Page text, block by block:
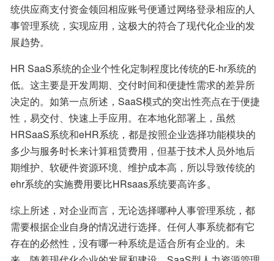
统供应商支付资金领回相应账号便通过网络登录相应的人
事管理系统，实现应用，这极大的符合了现代化企业的发
展趋势。
HR SaaS系统的企业个性化定制程度比传统的E-hr系统的
低。这主要是开发周期、交付时间和便捷性需求的差异所
决定的。如第一点所述，SaaS模式的突出性亮点在于便捷
性，易交付、快速上手应用。在本地化部署上，虽然
HRSaaS系统和eHR系统，都是按照企业选择功能模块的
多少与服务时长来计算租赁费用，但基于技术人员外地后
期维护、软硬件资源环境、维护成本高，所以导致传统的
ehr系统的实施费用要比HRsaas系统要高许多。
综上所述，对企业而言，无论选择哪种人事管理系统，都
需要根据企业自身的情况进行选择。任何人事系统都有它
存在的必然性，没有哪一种系统是适合所有企业的。未